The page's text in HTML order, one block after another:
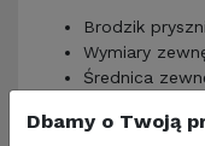
Brodzik
Wymiary
Średnica
Średnica
Dbamy o Twoją